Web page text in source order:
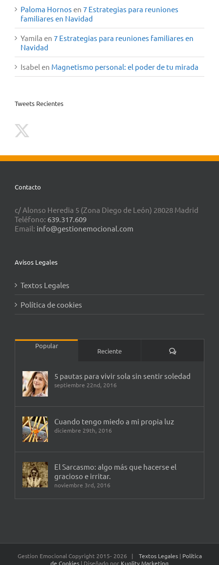
Paloma Hornos en 7 Estrategias para reuniones
familiares en Navidad
Yamila en 7 Estrategias para reuniones familiares en
Navidad
Isabel en Magnetismo personal: el poder de tu mirada
Tweets Recientes
Contacto
c/ Alonso Heredia 5 (Zona Diego de León) 28028 Madrid
Teléfono: 639.317.609
Email: info@gestionemocional.com
Avisos Legales
Textos Legales
Política de cookies
Popular
Reciente Comentarios
5 pautas para vivir sola sin sentir soledad
septiembre 22nd, 2016
Cuando tengo miedo a mi propia luz
diciembre 29th, 2016
El Sarcasmo: algo más que hacerse el
gracioso e irritar.
noviembre 3rd, 2016
Gestion Emocional Copyright 2015- 2026 | Textos Legales | Política
de Cookies | Diseñado por Kuolity Marketing